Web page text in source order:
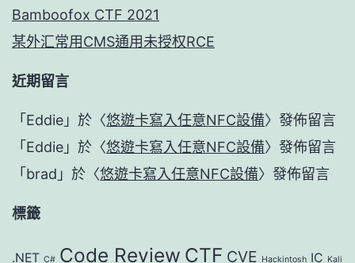
Bamboofox CTF 2021
某外汇常用CMS通用未授权RCE
近期留言
「 Eddie 」於〈悠遊卡寫入任意NFC設備〉發佈留言
「 Eddie 」於〈悠遊卡寫入任意NFC設備〉發佈留言
「 brad 」於〈悠遊卡寫入任意NFC設備〉發佈留言
標籤
.NET C# Code Review CTF CVE Hackintosh IC Kali